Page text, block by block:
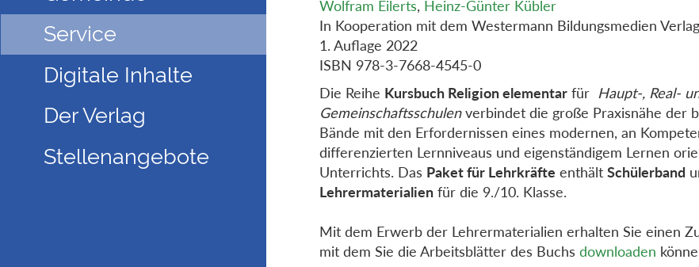
Service
Digitale Inhalte
Der Verlag
Stellenangebote
Wolfram Eilerts, Heinz-Günter Kübler
In Kooperation mit dem Westermann Bildungsmedien Verlag
1. Auflage 2022
ISBN 978-3-7668-4545-0
Die Reihe Kursbuch Religion elementar für Haupt-, Real-
Gemeinschaftsschulenverbindet die große Praxisnähe der
Bände mit den Erfordernissen eines modernen, an
differenzierten Lernniveaus und eigenständigem Lernen
Unterrichts. Das Paket für Lehrkräfte enthältSchülerband
Lehrermaterialien für die 9./10. Klasse.
Mit dem Erwerb der Lehrermaterialien erhalten Sie einen
mit dem Sie die Arbeitsblätter des Buchsdownloaden